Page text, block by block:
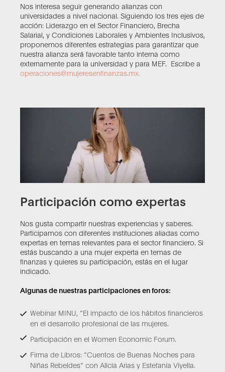
Nos interesa seguir generando alianzas con
universidades a nivel nacional. Siguiendo los tres ejes de
acción: Liderazgo en el Sector Financiero, Brecha
Salarial, y Condiciones Laborales y Ambientes Inclusivos,
proponemos diferentes estrategias para garantizar que
nuestra alianza será favorable tanto interna como
externamente para la universidad y para MEF. Escribe a
operaciones@mujeresenfinanzas.mx.
Participación como expertas
Nos gusta compartir nuestras experiencias y saberes.
Participamos con diferentes instituciones aliadas como
expertas en temas relevantes para el sector financiero. Si
estás buscando a una mujer experta en temas de
finanzas y quieres su participación, estás en el lugar
indicado.
Algunas de nuestras participaciones en foros:
Webinar MINU, “El impacto de los hábitos financieros
en el desarrollo profesional de las mujeres.
Participación en el Women Economic Forum.
Firma de Libros: “Cuentos de Buenas Noches para
Niñas Rebeldes” con Alicia Arias y Estefanía Viyella.